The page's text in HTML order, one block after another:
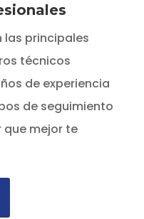
las principales
técnicos
de experiencia
de seguimiento
que mejor te